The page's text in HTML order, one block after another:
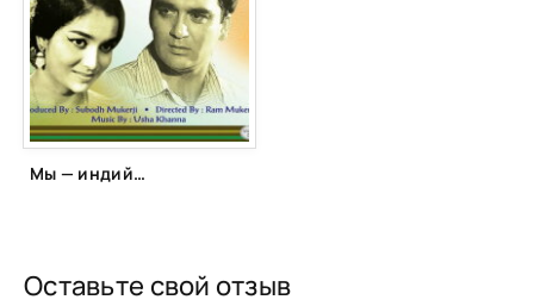
Мы — индийцы (1960)
Оставьте свой отзыв